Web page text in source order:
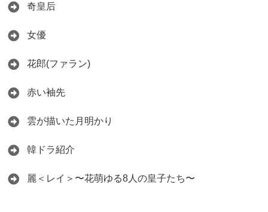
奇皇后
女優
花郎(ファラン)
赤い袖先
雲が描いた月明かり
韓ドラ紹介
麗＜レイ＞〜花萌ゆる8人の皇子たち〜